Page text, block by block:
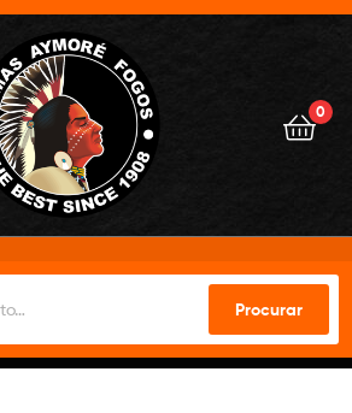
0
Procurar